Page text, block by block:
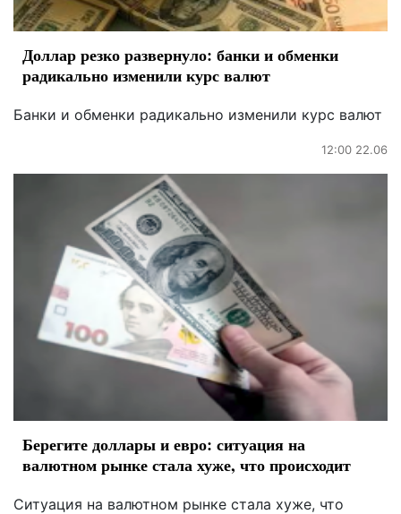
Доллар резко развернуло: банки и обменки
радикально изменили курс валют
Банки и обменки радикально изменили курс валют
12:00 22.06
Берегите доллары и евро: ситуация на
валютном рынке стала хуже, что происходит
Ситуация на валютном рынке стала хуже, что